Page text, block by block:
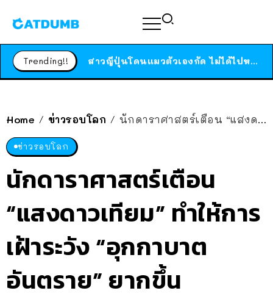
Trending!! ได้เวลาเด็กหนวดรวมตัว RF Online Next เปิดให้เล่นแล้ว เกม Sci-Fi MMORPG ระดับตำนาน เล่นได้ทั้งมือถือและ PC
Home / ข่าวรอบโลก / นักดาราศาสตร์เตือน “แสงดาวเทียม” ทำให้การเฝ้าระวัง “อุกกาบาตอันตราย” ยากขึ้น
ข่าวรอบโลก
นักดาราศาสตร์เตือน
“แสงดาวเทียม” ทำให้การ
เฝ้าระวัง “อุกกาบาต
อันตราย” ยากขึ้น